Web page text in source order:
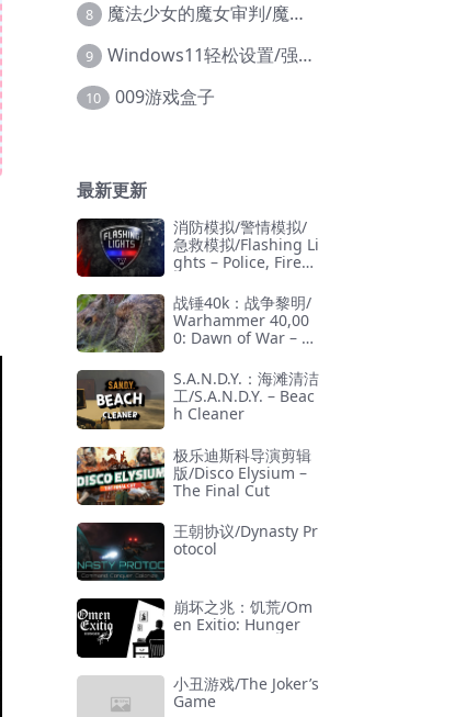
8 魔法少女的魔女审判/魔法少女ノ魔女裁判
9 Windows11轻松设置/强力禁止WD等/兼容Win10
10 009游戏盒子
最新更新
消防模拟/警情模拟/
急救模拟/Flashing Li
ghts – Police, Firefi
Services Simulator
战锤40k：战争黎明/
Warhammer 40,00
0: Dawn of War – D
S.A.N.D.Y.：海滩清洁
工/S.A.N.D.Y. – Beac
h Cleaner
极乐迪斯科导演剪辑
版/Disco Elysium –
The Final Cut
王朝协议/Dynasty Pr
otocol
崩坏之兆：饥荒/Om
en Exitio: Hunger
小丑游戏/The Joker’s
Game